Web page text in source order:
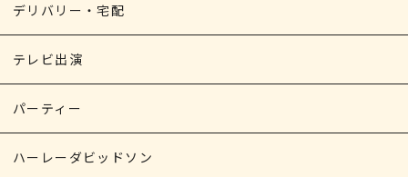
デリバリー・宅配
テレビ出演
パーティー
ハーレーダビッドソン